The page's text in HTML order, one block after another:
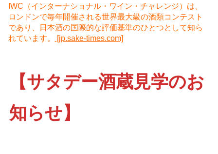
IWC（インターナショナル・ワイン・チャレンジ）は、
ロンドンで毎年開催される世界最大級の酒類コンテスト
であり、日本酒の国際的な評価基準のひとつとして知ら
れています。
[jp.sake-times.com]
【サタデー酒蔵見学のお
知らせ】